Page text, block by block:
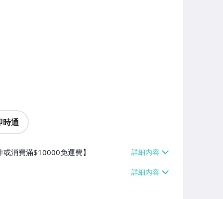
時通
消費滿$10000免運費】